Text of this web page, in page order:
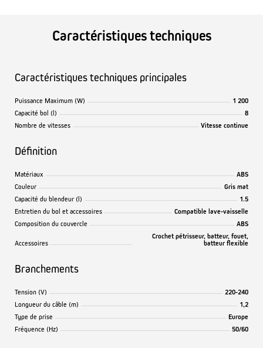
Caractéristiques techniques
Caractéristiques techniques principales
Puissance Maximum (W)
1 200
Capacité bol (l)
8
Nombre de vitesses
Vitesse continue
Définition
Matériaux
ABS
Couleur
Gris mat
Capacité du blendeur (l)
1.5
Entretien du bol et accessoires
Compatible lave-vaisselle
Composition du couvercle
ABS
Accessoires
Crochet pétrisseur, batteur, fouet,
batteur flexible
Branchements
Tension (V)
220-240
Longueur du câble (m)
1,2
Type de prise
Europe
Fréquence (Hz)
50/60